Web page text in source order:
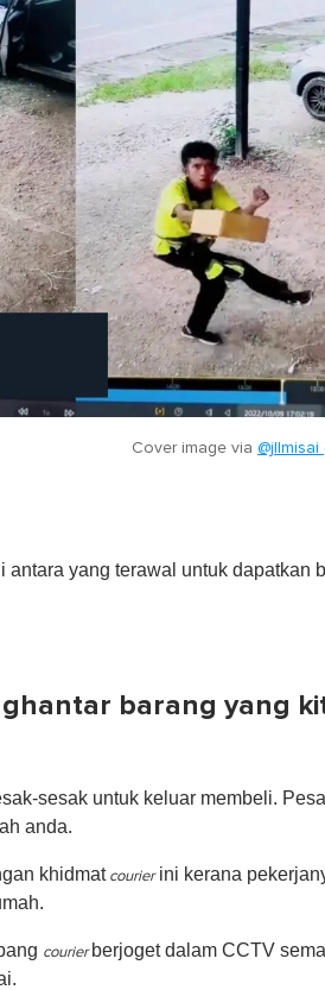
Cover image via @jllmisai
antara yang terawal untuk dapatkan
barang yang
sesak untuk keluar membeli.
anda.
khidmatcourierini kerana
courier berjoget dalam CCTV